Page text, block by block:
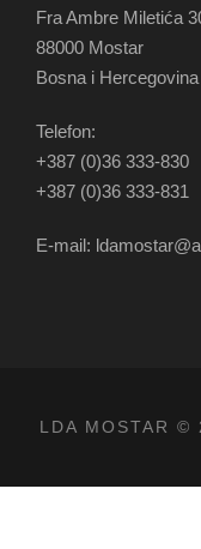
Fra Ambre Miletića
88000 Mostar
Bosna i Hercegovina
Telefon:
+387 (0)36 333-830
+387 (0)36 333-831
E-mail:
LDA MOSTAR ©